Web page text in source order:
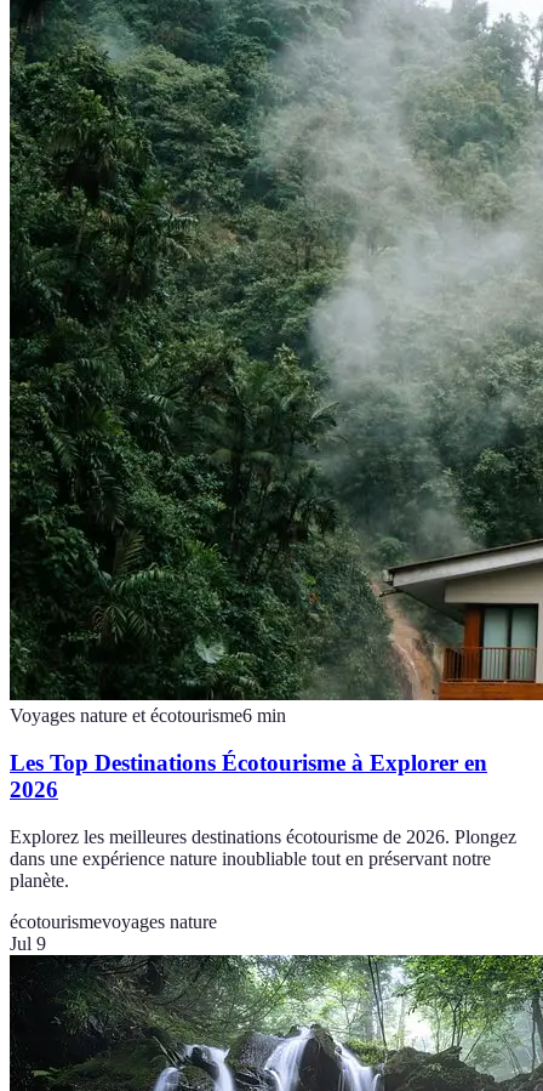
Voyages nature et écotourisme6 min
Les Top Destinations Écotourisme à Explorer en
2026
Explorez les meilleures destinations écotourisme de 2026. Plongez
dans une expérience nature inoubliable tout en préservant notre
planète.
écotourismevoyages nature
Jul 9